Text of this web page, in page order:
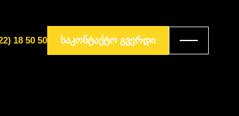
18 50 50 ᲡᲐᲙᲝᲜᲢᲐᲥᲢᲝ ᲒᲕᲔᲠᲓᲘ